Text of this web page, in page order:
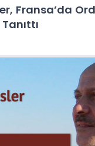
Fransa’da